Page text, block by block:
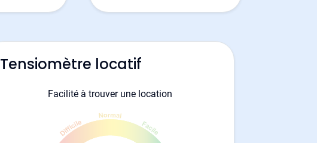
Tensiomètre locatif
Facilité à trouver une location